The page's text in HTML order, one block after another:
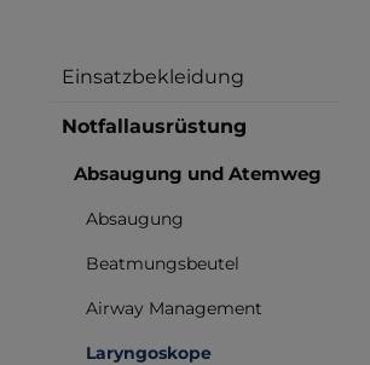
Einsatzbekleidung
Notfallausrüstung
Absaugung und Atemweg
Absaugung
Beatmungsbeutel
Airway Management
Laryngoskope